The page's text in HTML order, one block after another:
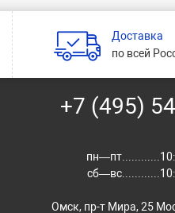
Доставка
по всей
+7 (495)
Омск, пр-т Мира, 25